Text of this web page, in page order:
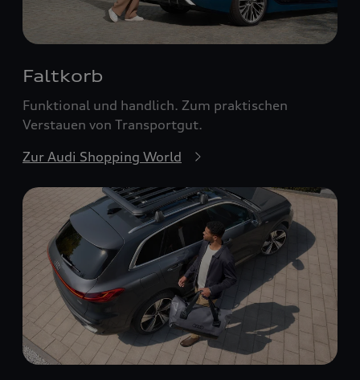
Faltkorb
Funktional und handlich. Zum praktischen
Verstauen von Transportgut.
Zur Audi Shopping World